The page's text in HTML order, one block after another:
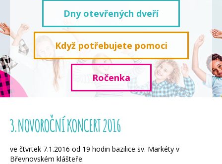
Dny otevřených dveří
Když potřebujete pomoci
Ročenka
3.NOVOROČNÍ KONCERT 2016
ve čtvrtek 7.1.2016 od 19 hodin bazilice sv. Markéty v
Břevnovském klášteře.